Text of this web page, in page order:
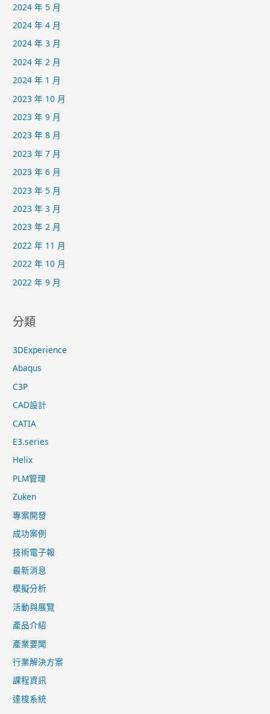
2024 年 5 月
2024 年 4 月
2024 年 3 月
2024 年 2 月
2024 年 1 月
2023 年 10 月
2023 年 9 月
2023 年 8 月
2023 年 7 月
2023 年 6 月
2023 年 5 月
2023 年 3 月
2023 年 2 月
2022 年 11 月
2022 年 10 月
2022 年 9 月
分類
3DExperience
Abaqus
C3P
CAD設計
CATIA
E3.series
Helix
PLM管理
Zuken
專案開發
成功案例
技術電子報
最新消息
模擬分析
活動與展覽
產品介紹
產業要聞
行業解決方案
課程資訊
達梭系統